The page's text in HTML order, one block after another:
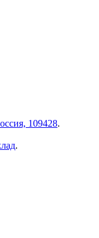
109428.
.